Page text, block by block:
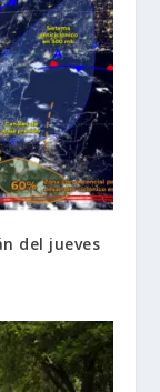
del jueves